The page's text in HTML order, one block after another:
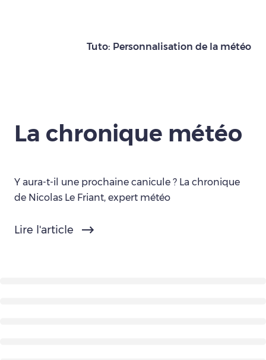
Tuto: Personnalisation de la météo
La chronique météo
Y aura-t-il une prochaine canicule ? La chronique
de Nicolas Le Friant, expert météo
Lire l'article